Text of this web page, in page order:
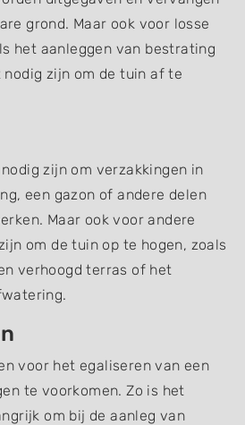
grond. Maar ook voor losse
het aanleggen van bestrating
nodig zijn om de tuin af te
zijn om verzakkingen in
een gazon of andere delen
Maar ook voor andere
om de tuin op te hogen, zoals
verhoogd terras of het
voor het egaliseren van een
te voorkomen. Zo is het
om bij de aanleg van